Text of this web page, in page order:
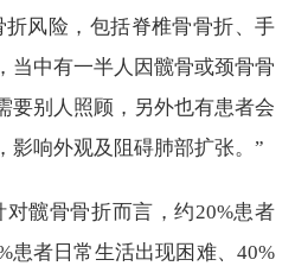
风险，包括脊椎骨骨折、手
当中有一半人因髋骨或颈骨骨
要别人照顾，另外也有患者会
影响外观及阻碍肺部扩张。”
对髋骨骨折而言，约20%患者
患者日常生活出现困难、40%